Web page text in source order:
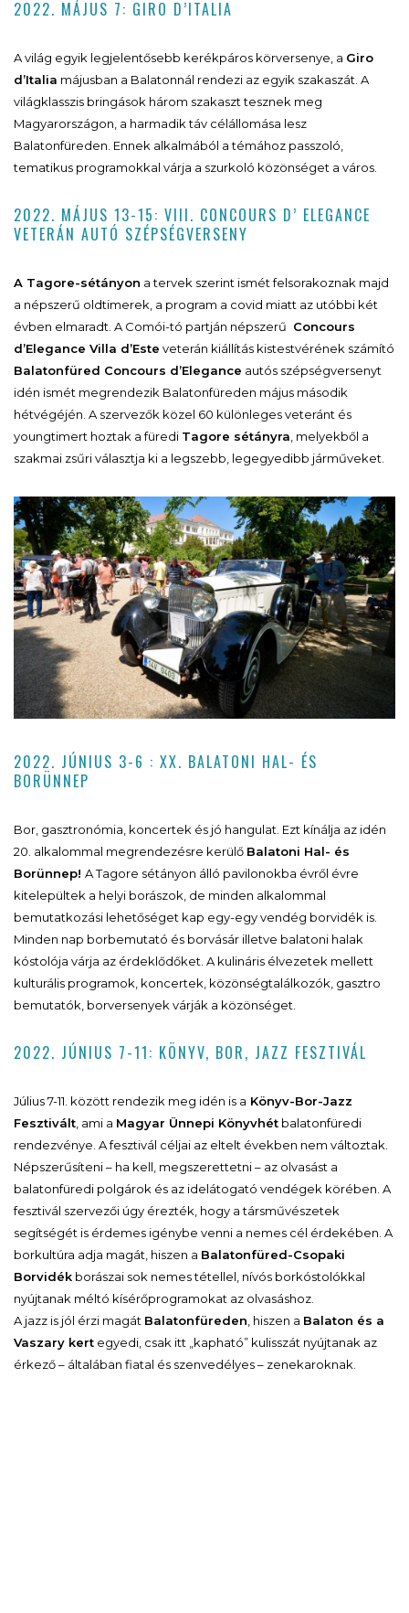
2022. MÁJUS 7: GIRO D’ITALIA
A világ egyik legjelentősebb kerékpáros körversenye, a Giro
dʼItalia májusban a Balatonnál rendezi az egyik szakaszát. A
világklasszis bringások három szakaszt tesznek meg
Magyarországon, a harmadik táv célállomása lesz
Balatonfüreden. Ennek alkalmából a témához passzoló,
tematikus programokkal várja a szurkoló közönséget a város.
2022. MÁJUS 13-15: VIII. CONCOURS D’ ELEGANCE
VETERÁN AUTÓ SZÉPSÉGVERSENY
A Tagore-sétányon a tervek szerint ismét felsorakoznak majd
a népszerű oldtimerek, a program a covid miatt az utóbbi két
évben elmaradt. A Comói-tó partján népszerű Concours
d’Elegance Villa d’Este veterán kiállítás kistestvérének számító
Balatonfüred Concours d’Elegance autós szépségversenyt
idén ismét megrendezik Balatonfüreden május második
hétvégéjén. A szervezők közel 60 különleges veteránt és
youngtimert hoztak a füredi Tagore sétányra , melyekből a
szakmai zsűri választja ki a legszebb, legegyedibb járműveket.
2022. JÚNIUS 3-6 : XX. BALATONI HAL- ÉS
BORÜNNEP
Bor, gasztronómia, koncertek és jó hangulat. Ezt kínálja az idén
20. alkalommal megrendezésre kerülő Balatoni Hal- és
Borünnep! A Tagore sétányon álló pavilonokba évről évre
kitelepültek a helyi borászok, de minden alkalommal
bemutatkozási lehetőséget kap egy-egy vendég borvidék is.
Minden nap borbemutató és borvásár illetve balatoni halak
kóstolója várja az érdeklődőket. A kulináris élvezetek mellett
kulturális programok, koncertek, közönségtalálkozók, gasztro
bemutatók, borversenyek várják a közönséget.
2022. JÚNIUS 7-11: KÖNYV, BOR, JAZZ FESZTIVÁL
Július 7-11. között rendezik meg idén is a Könyv-Bor-Jazz
Fesztivált , ami a Magyar Ünnepi Könyvhét balatonfüredi
rendezvénye. A fesztivál céljai az eltelt években nem változtak.
Népszerűsíteni – ha kell, megszerettetni – az olvasást a
balatonfüredi polgárok és az idelátogató vendégek körében. A
fesztivál szervezői úgy érezték, hogy a társművészetek
segítségét is érdemes igénybe venni a nemes cél érdekében. A
borkultúra adja magát, hiszen a Balatonfüred-Csopaki
Borvidék borászai sok nemes tétellel, nívós borkóstolókkal
nyújtanak méltó kísérőprogramokat az olvasáshoz.
A jazz is jól érzi magát Balatonfüreden , hiszen a Balaton és a
Vaszary kert egyedi, csak itt „kapható” kulisszát nyújtanak az
érkező – általában fiatal és szenvedélyes – zenekaroknak.